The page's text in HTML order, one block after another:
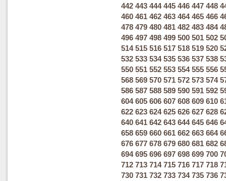
442 443 444 445 446 447 448
460 461 462 463 464 465 466
478 479 480 481 482 483 484
496 497 498 499 500 501 502
514 515 516 517 518 519 520
532 533 534 535 536 537 538
550 551 552 553 554 555 556
568 569 570 571 572 573 574
586 587 588 589 590 591 592
604 605 606 607 608 609 610
622 623 624 625 626 627 628
640 641 642 643 644 645 646
658 659 660 661 662 663 664
676 677 678 679 680 681 682
694 695 696 697 698 699 700
712 713 714 715 716 717 718
730 731 732 733 734 735 736